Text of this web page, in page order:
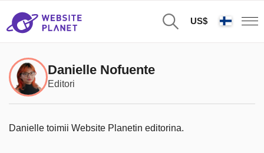
US$
Danielle Nofuente
Editori
Danielle toimii Website Planetin editorina.